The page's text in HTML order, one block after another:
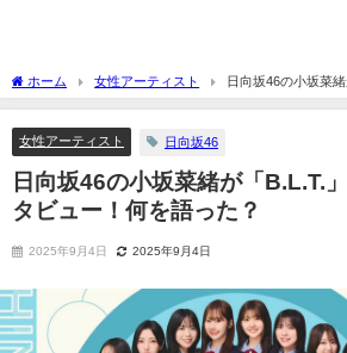
ホーム 女性アーティスト
日向坂46の小坂菜
タビュー！何を語った？
女性アーティスト 日向坂46
日向坂46の小坂菜緒が「B.L.T.
タビュー！何を語った？
2025年9月4日 2025年9月4日